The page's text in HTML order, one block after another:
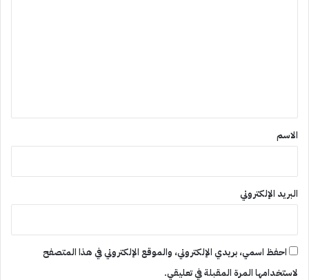
*
الاسم
البريد الإلكتروني
احفظ اسمي، بريدي الإلكتروني، والموقع الإلكتروني في هذا المتصفح
لاستخدامها المرة المقبلة في تعليقي.